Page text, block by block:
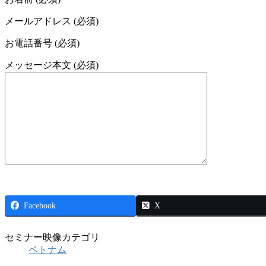
メールアドレス (必須)
お電話番号 (必須)
メッセージ本文 (必須)
Facebook X
セミナー映像カテゴリ
ベトナム